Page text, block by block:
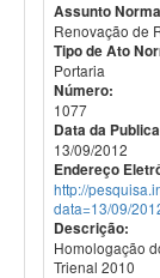
Assunto
Renovação de
Tipo de Ato
Portaria
Número:
1077
Data da
13/09/2012
Endereço
http://
data=13/09/
Descrição:
Homologação
Trienal 2010